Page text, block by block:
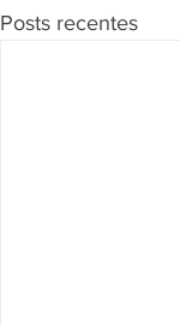
Posts recentes